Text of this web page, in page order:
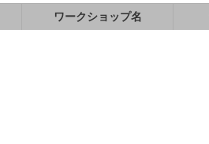
ワークショップ名